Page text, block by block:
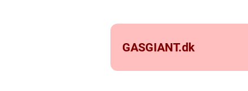
GASGIANT.dk